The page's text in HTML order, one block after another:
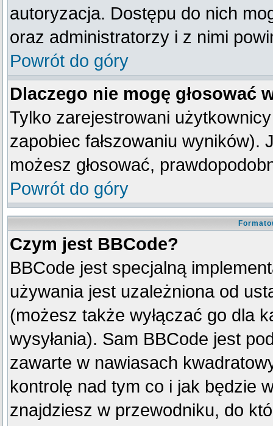
autoryzacja. Dostępu do nich
oraz administratorzy i z nimi
Powrót do góry
Dlaczego nie mogę głosować
Tylko zarejestrowani
zapobiec fałszowaniu wyników).
możesz głosować,
Powrót do góry
Czym jest BBCode?
BBCode jest specjalną
używania jest uzależniona od
(możesz także wyłączać go dla
wysyłania). Sam BBCode jest
zawarte w nawiasach
kontrolę nad tym co i jak będzie
znajdziesz w przewodniku, do